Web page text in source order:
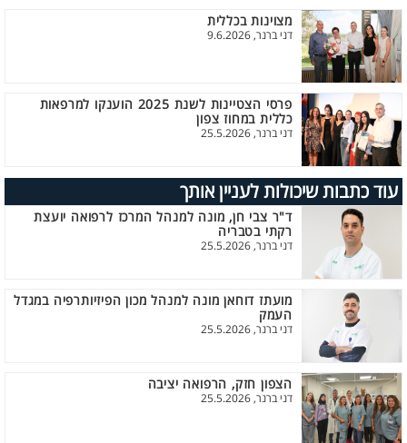
מצוינות בכללית
דני ברנר, 9.6.2026
פרסי הצטיינות לשנת 2025 הוענקו למרפאות
כללית במחוז צפון
דני ברנר, 25.5.2026
עוד כתבות שיכולות לעניין אותך
ד"ר צבי חן, מונה למנהל המרכז לרפואה יועצת
רקתי בטבריה
דני ברנר, 25.5.2026
מועתז דוחאן מונה למנהל מכון הפיזיותרפיה במגדל
העמק
דני ברנר, 25.5.2026
הצפון חזק, הרפואה יציבה
דני ברנר, 25.5.2026